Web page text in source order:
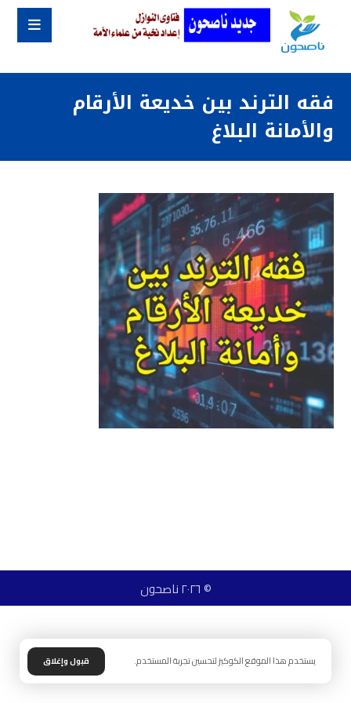
فقه الترند بين خديعة الأرقام
والأمانة البلاغ
© ٢٠٢٦ ناصحون
يستخدم هذا الموقع الكوكيز لتحسين تجربة المستخدم. قبول وإغلاق